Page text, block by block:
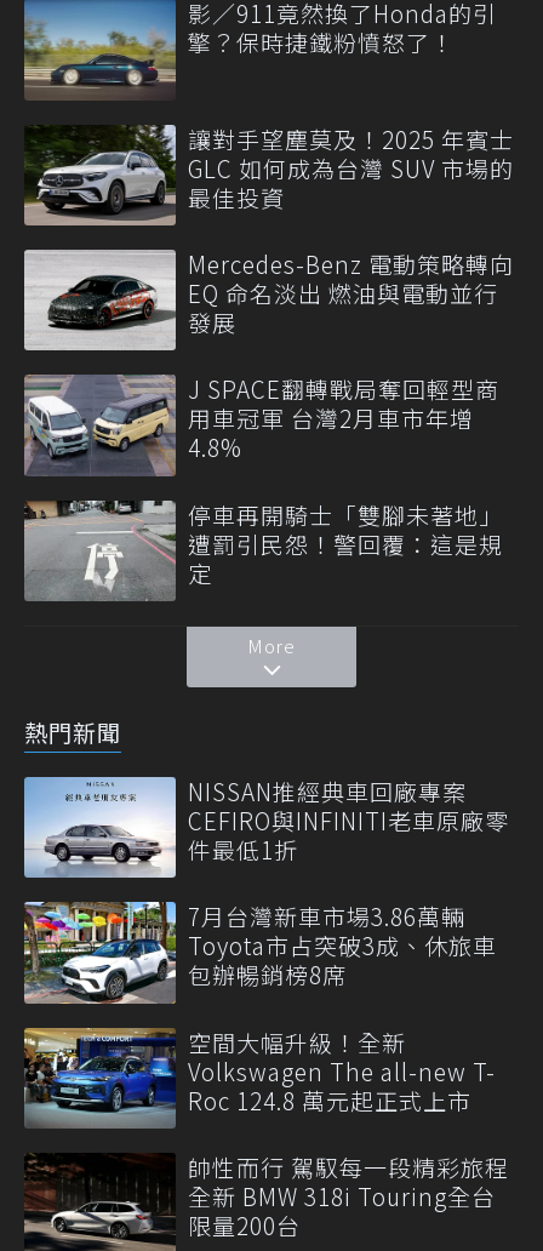
影／911竟然換了Honda的引
擎？保時捷鐵粉憤怒了！
讓對手望塵莫及！2025 年賓士
GLC 如何成為台灣 SUV 市場的
最佳投資
Mercedes-Benz 電動策略轉向
EQ 命名淡出 燃油與電動並行
發展
J SPACE翻轉戰局奪回輕型商
用車冠軍 台灣2月車市年增
4.8%
停車再開騎士「雙腳未著地」
遭罰引民怨！警回覆：這是規
定
More
熱門新聞
NISSAN推經典車回廠專案
CEFIRO與INFINITI老車原廠零
件最低1折
7月台灣新車市場3.86萬輛
Toyota市占突破3成、休旅車
包辦暢銷榜8席
空間大幅升級！全新
Volkswagen The all-new T-
Roc 124.8 萬元起正式上市
帥性而行 駕馭每一段精彩旅程
全新 BMW 318i Touring全台
限量200台